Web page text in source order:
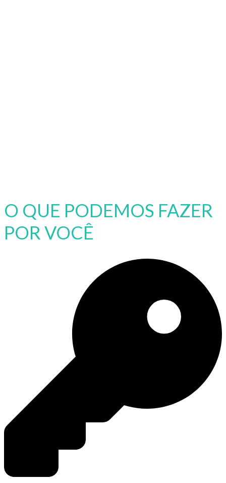
O QUE PODEMOS FAZER
POR VOCÊ